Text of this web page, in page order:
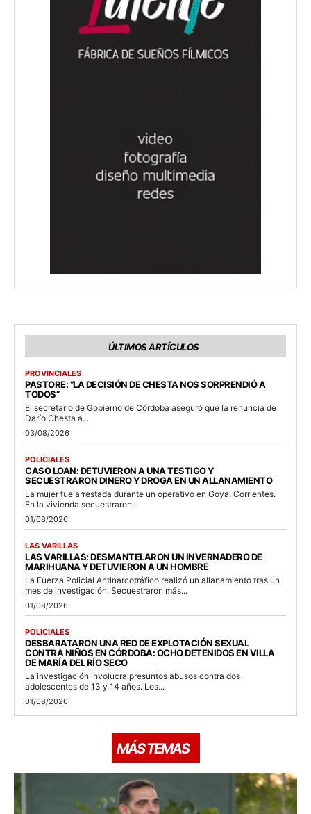
ÚLTIMOS ARTÍCULOS
PROVINCIALES
PASTORE: “LA DECISIÓN DE CHESTA NOS SORPRENDIÓ A
TODOS”
El secretario de Gobierno de Córdoba aseguró que la renuncia de
Darío Chesta a...
03/08/2026
POLICIALES
CASO LOAN: DETUVIERON A UNA TESTIGO Y
SECUESTRARON DINERO Y DROGA EN UN ALLANAMIENTO
La mujer fue arrestada durante un operativo en Goya, Corrientes.
En la vivienda secuestraron...
01/08/2026
LAS VARILLAS
LAS VARILLAS: DESMANTELARON UN INVERNADERO DE
MARIHUANA Y DETUVIERON A UN HOMBRE
La Fuerza Policial Antinarcotráfico realizó un allanamiento tras un
mes de investigación. Secuestraron más...
01/08/2026
POLICIALES
DESBARATARON UNA RED DE EXPLOTACIÓN SEXUAL
CONTRA NIÑOS EN CÓRDOBA: OCHO DETENIDOS EN VILLA
DE MARÍA DEL RÍO SECO
La investigación involucra presuntos abusos contra dos
adolescentes de 13 y 14 años. Los...
01/08/2026
MÁS TEMAS